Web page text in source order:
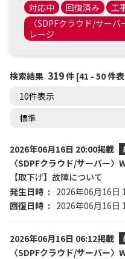
対応中
回復済み 工
〈SDPFクラウド/サー
レージ
検索結果 319件 [41 - 50 件
2026年06月16日 20:00掲載
〈SDPFクラウド/サーバー
【取下げ】故障について
発生日時
2026年06月16日
回復日時
2026年06月16日
2026年06月16日 06:12掲載
〈SDPFクラウド/サーバー